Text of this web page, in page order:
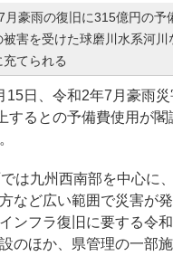
月豪雨の復旧に315億円の予
被害を受けた球磨川水系河川
てられる
日、令和2年7月豪雨災
するとの予備費使用が閣
は九州西南部を中心に
など広い範囲で災害が
ンフラ復旧に要する令
のほか、県管理の一部